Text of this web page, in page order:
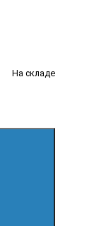
На складе